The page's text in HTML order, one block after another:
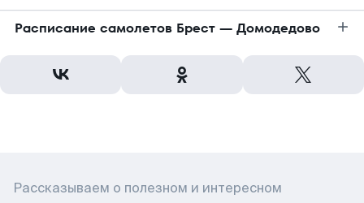
Расписание самолетов Брест — Домодедово
Рассказываем о полезном и интересном